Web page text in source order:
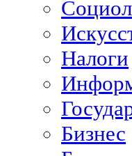
Налоги
Бизнес